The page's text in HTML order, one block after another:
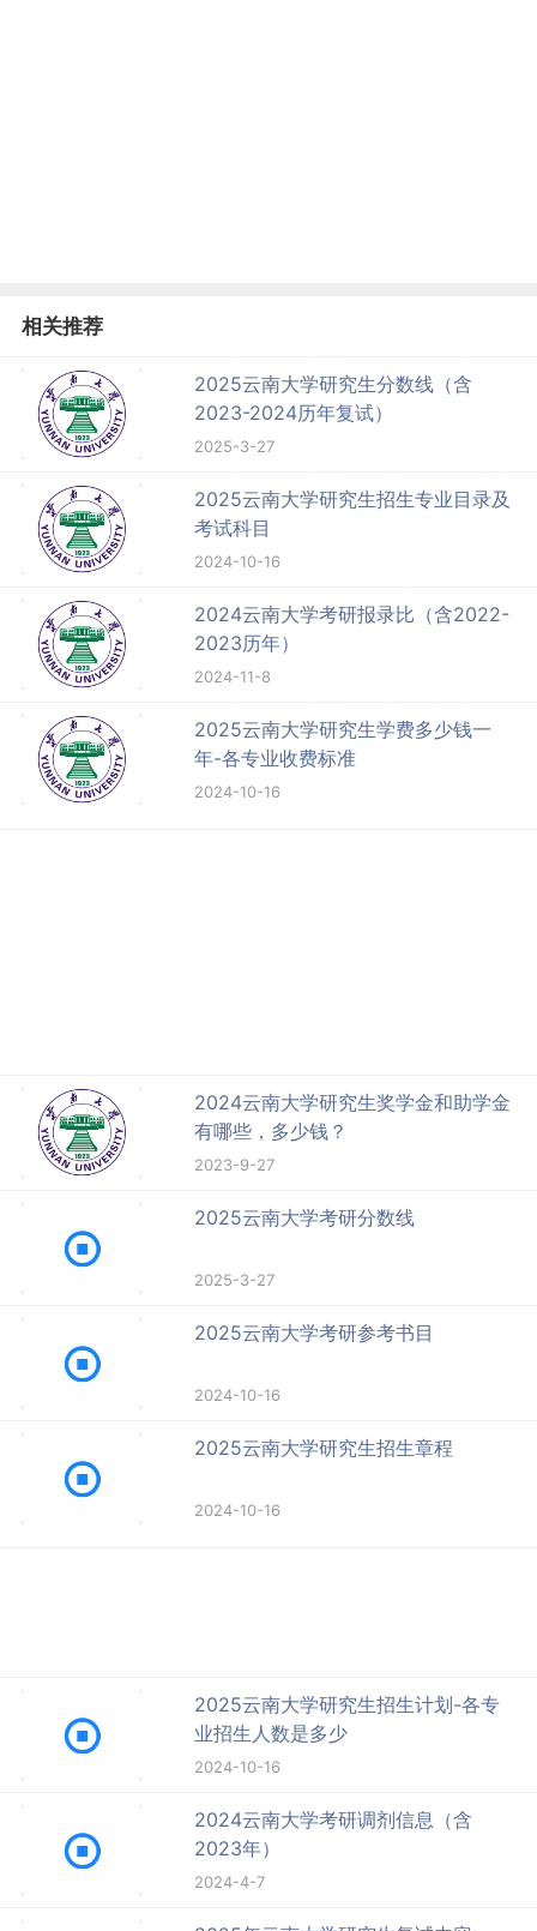
相关推荐
2025云南大学研究生分数线（含
2023-2024历年复试）
2025-3-27
2025云南大学研究生招生专业目录及
考试科目
2024-10-16
2024云南大学考研报录比（含2022-
2023历年）
2024-11-8
2025云南大学研究生学费多少钱一
年-各专业收费标准
2024-10-16
2024云南大学研究生奖学金和助学金
有哪些，多少钱？
2023-9-27
2025云南大学考研分数线
2025-3-27
2025云南大学考研参考书目
2024-10-16
2025云南大学研究生招生章程
2024-10-16
2025云南大学研究生招生计划-各专
业招生人数是多少
2024-10-16
2024云南大学考研调剂信息（含
2023年）
2024-4-7